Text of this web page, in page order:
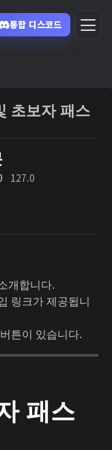
통합 디스코드
초보자 패스
127.0
개합니다.
링크가 제공됩니
튼이 있습니다.
패스